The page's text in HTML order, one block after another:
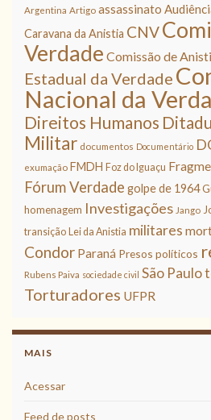
Argentina Artigo assassinato
Caravana da Anistia CNV
Verdade Comissão de
Estadual da Verdade
Nacional da
Direitos Humanos
Militar documentos Documentário
exumação FMDH Foz do Iguaçu
Fórum Verdade golpe de 1964
homenagem Investigações Jango
transição
Lei da Anistia militares
Condor Paraná Presos políticos
Rubens Paiva sociedade civil São Paulo
Torturadores UFPR
MAIS
Acessar
Feed de posts